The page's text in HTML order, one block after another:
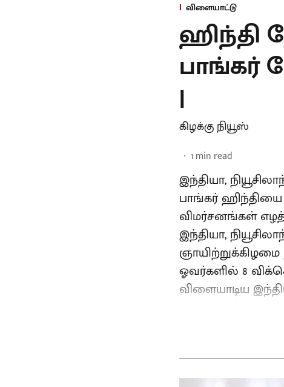
விளையாட்டு
ஹிந்தி
பாங்கர்
|
கிழக்கு நியூஸ்
1min read
இந்தியா,
பாங்கர் ஹிந்தியை
விமர்சனங்கள்
இந்தியா,
ஞாயிற்றுக்கிழமை
ஓவர்களில் 8
விளையாடிய